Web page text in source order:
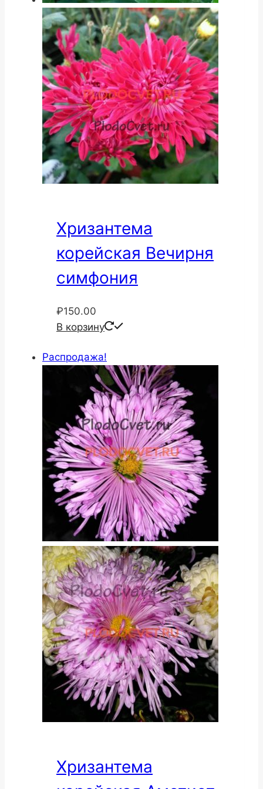
Хризантема
корейская Вечирня
симфония
₽150.00
В корзину
Распродажа!
Хризантема